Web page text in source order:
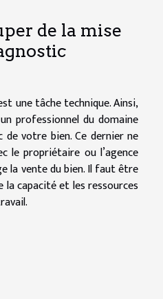
de la mise
une tâche technique. Ainsi,
professionnel du domaine
votre bien. Ce dernier ne
le propriétaire ou l’agence
la vente du bien. Il faut être
la capacité et les ressources